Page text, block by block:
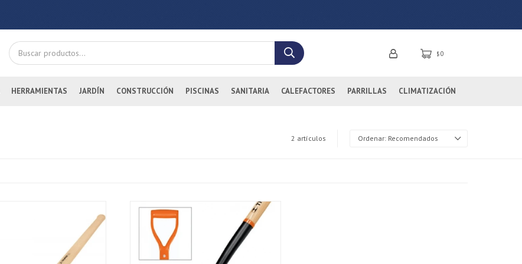
HERRAMIENTAS JARDÍN CONSTRUCCIÓN PISCINAS SANITARIA CALEFACTORES PARRILLAS CLIMATIZACIÓN
$0
2 artículos Recomendados